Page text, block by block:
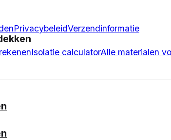
PrivacybeleidVerzendinformatie
Isolatie calculatorAlle materialen